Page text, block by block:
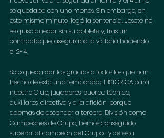
se quedaba con uno menos. Sin embargo, en
este mismo minuto llegó la sentencia. Josete no
se quiso quedar sin su doblete y, tras un
contraataque, aseguraba la victoria haciendo
el 2-4.
Solo queda dar las gracias a todos los que han
hecho de esta una temporada HISTÓRICA para
nuestro Club, jugadores, cuerpo técnico,
auxiliares, directiva y a la afición, porque
ademas de ascender a tercera División como
Campeones de Grupo, hemos conseguido
superar al campeón del Grupo I y de esta